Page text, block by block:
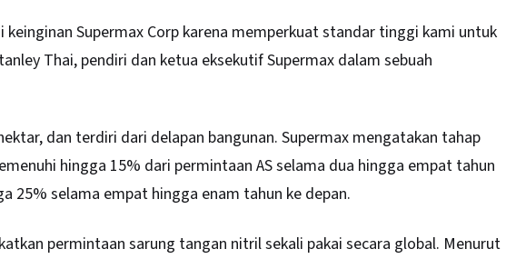
keinginan Supermax Corp karena memperkuat standar tinggi kami untuk
Thai, pendiri dan ketua eksekutif Supermax dalam sebuah
dan terdiri dari delapan bangunan. Supermax mengatakan tahap
hingga 15% dari permintaan AS selama dua hingga empat tahun
25% selama empat hingga enam tahun ke depan.
permintaan sarung tangan nitril sekali pakai secara global. Menurut